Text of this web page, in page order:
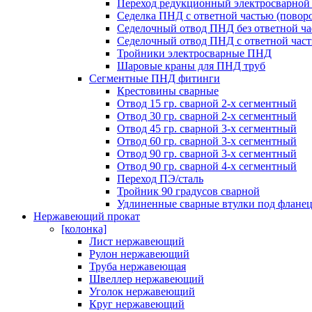
Переход редукционный
Седелка ПНД с ответной частью
Седелочный отвод ПНД без ответной
Седелочный отвод ПНД с ответной
Тройники электросварные ПНД
Шаровые краны для ПНД труб
Сегментные ПНД фитинги
Крестовины сварные
Отвод 15 гр. сварной 2-х сегментный
Отвод 30 гр. сварной 2-х сегментный
Отвод 45 гр. сварной 3-х сегментный
Отвод 60 гр. сварной 3-х сегментный
Отвод 90 гр. сварной 3-х сегментный
Отвод 90 гр. сварной 4-х сегментный
Переход ПЭ/сталь
Тройник 90 градусов сварной
Удлиненные сварные втулки под фланец
Нержавеющий прокат
[колонка]
Лист нержавеющий
Рулон нержавеющий
Труба нержавеющая
Швеллер нержавеющий
Уголок нержавеющий
Круг нержавеющий